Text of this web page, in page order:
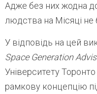
Адже без них жодна
людства на Місяці не
У відповідь на цей
Space Generation
Університету
рамкову концепцію